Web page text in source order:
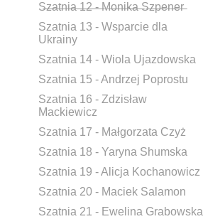
S̶z̶a̶t̶n̶i̶a̶ ̶1̶2̶ ̶-̶ ̶M̶o̶n̶i̶k̶a̶ ̶S̶z̶p̶e̶n̶e̶r̶
Szatnia 13 - Wsparcie dla
Ukrainy
Szatnia 14 - Wiola Ujazdowska
Szatnia 15 - Andrzej Poprostu
Szatnia 16 - Zdzisław
Mackiewicz
Szatnia 17 - Małgorzata Czyż
Szatnia 18 - Yaryna Shumska
Szatnia 19 - Alicja Kochanowicz
Szatnia 20 - Maciek Salamon
Szatnia 21 - Ewelina Grabowska